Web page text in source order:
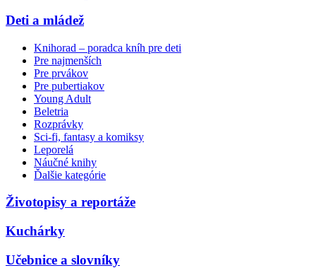
Deti a mládež
Knihorad – poradca kníh pre deti
Pre najmenších
Pre prvákov
Pre pubertiakov
Young Adult
Beletria
Rozprávky
Sci-fi, fantasy a komiksy
Leporelá
Náučné knihy
Ďalšie kategórie
Životopisy a reportáže
Kuchárky
Učebnice a slovníky